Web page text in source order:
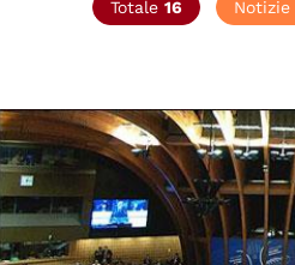
Totale 16 Notizie
© Council of Europe